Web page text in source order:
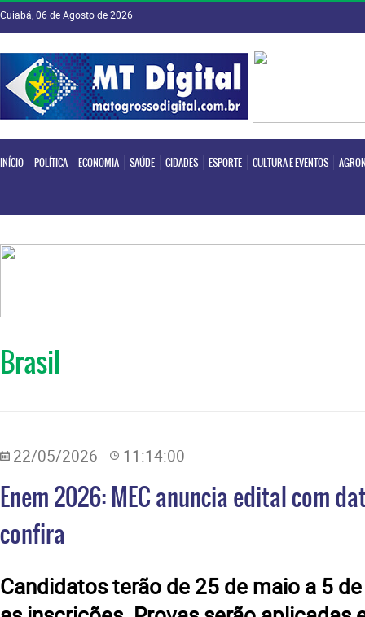
Cuiabá, 06 de Agosto de 2026
INÍCIO POLÍTICA ECONOMIA SAÚDE CIDADES ESPORTE CULTURA E EVENTOS
INÍCIO POLÍTICA ECONOMIA SAÚDE
Brasil
22/05/2026 11:14:00
Enem 2026: MEC anuncia edital com
confira
Candidatos terão de 25 de maio a 5